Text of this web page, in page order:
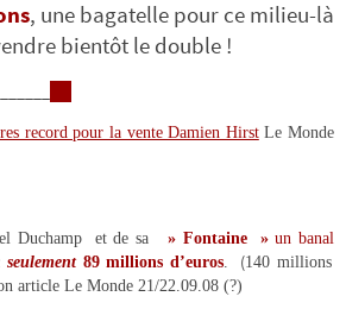
, une bagatelle pour ce milieu-là
bientôt le double !
record pour la vente Damien Hirst Le Monde
Duchamp et de sa » Fontaine »unbanal
seulement89 millions d’euros (140 millions
article Le Monde 21/22.09.08 (?)